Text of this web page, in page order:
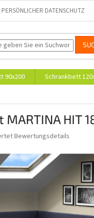
PERSÖNLICHER DATENSCHUTZ
90x200 Schrankbett
HIT
Bewertungsdetails